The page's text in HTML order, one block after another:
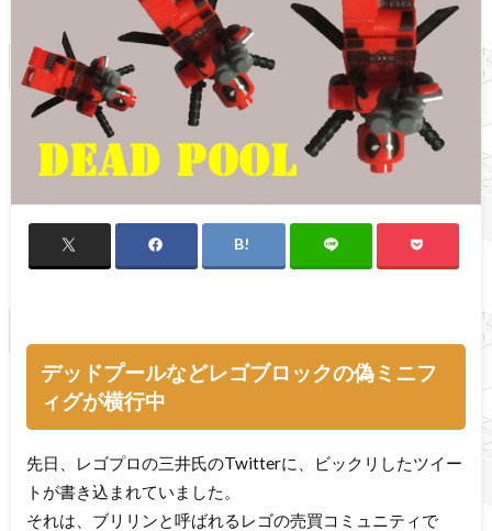
デッドプールなどレゴブロックの偽ミニフ
ィグが横行中
先日、レゴプロの三井氏のTwitterに、ビックリしたツイー
トが書き込まれていました。
それは、ブリリンと呼ばれるレゴの売買コミュニティで